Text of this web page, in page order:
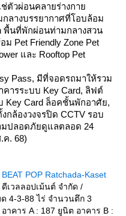
ช่ตัวผ่อนคลายร่างกา
ลางบรรยากาศที่โอบล้อม
พื้นที่พักผ่อนท่ามกลางสวน
Pet Friendly Zone Pet
และ Rooftop Pet
Pass, มีที่จอดรถมาให้รวม
ารระบบ Key Card, ลิฟต์
Card ล็อคชั้นพักอาศัย,
ล้องวงจรปิด CCTV รอบ
ปลอดภัยดูแลตลอด 24
ค. 68)
POP Ratchada-Kaset
เวลลอปเม้นต์ จำกัด /
4-3-88 ไร่ จำนวนตึก 3
คาร A : 187 ยูนิต อาคาร B :